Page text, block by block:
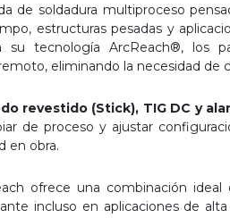
de soldadura multiproceso
estructuras pesadas y
tecnología ArcReach®, los
eliminando la necesidad de
revestido (Stick), TIG DC y
de proceso y ajustar
en obra.
ofrece una combinación
incluso en aplicaciones de